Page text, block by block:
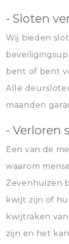
- Sloten
Wij bieden
bent of bent
Alle
maanden
- Verloren
Een van de
waarom
Zevenhuizen
kwijt zijn of
kwijtraken
zijn en het